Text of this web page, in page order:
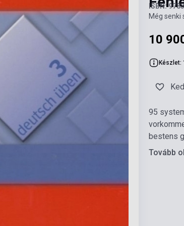
ISBN:
Még senki
10
Készlet:
95
bestens
Tovább